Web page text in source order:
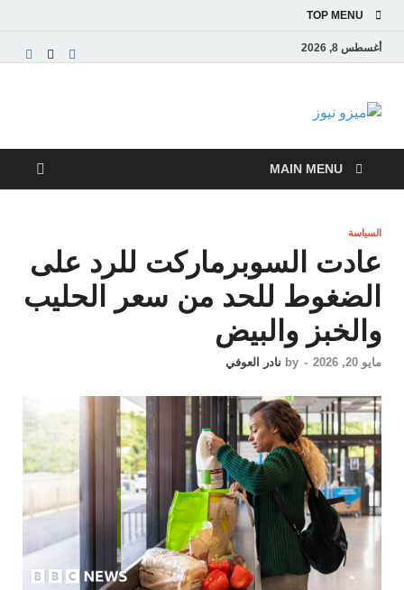
TOP MENU
أغسطس 8, 2026
ميزو نيوز
والاقتصادية
MAIN MENU
السياسة
عادت السوبرماركت للرد على
الضغوط للحد من سعر الحليب
والخبز والبيض
مايو 20, 2026 -
by نادر العوفي